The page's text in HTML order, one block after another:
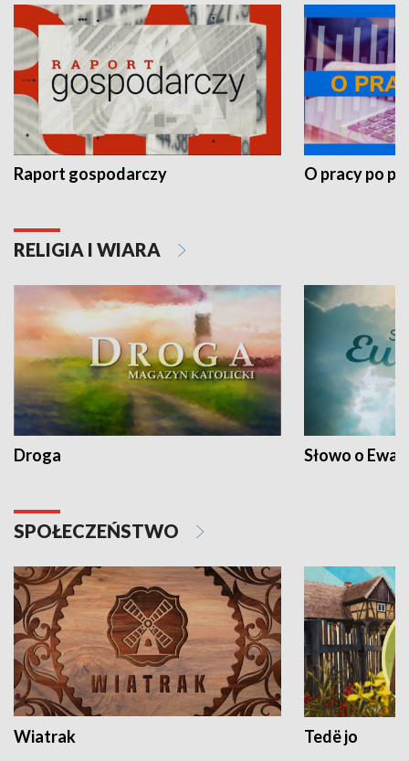
Raport gospodarczy O pracy po
RELIGIA I WIARA
Droga Słowo o
SPOŁECZEŃSTWO
Wiatrak Tedë jo